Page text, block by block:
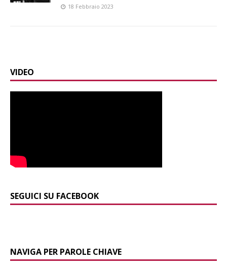
18 Febbraio 2023
VIDEO
SEGUICI SU FACEBOOK
NAVIGA PER PAROLE CHIAVE